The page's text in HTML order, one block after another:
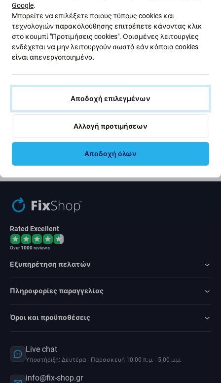
Μάθετε περισσότερα
Ενημερωτικό δελτίο Fix
Εγγραφείτε για να λαμβάνετε τακτικά πληροφορίες σχετικά
με εκπτώσεις και νέα από την προσφορά μας. Ταυτόχρονα,
με την υποβολή αυτής της φόρμας, επιβεβαιώνω ότι είμαι
Συμφωνώ να λαμβάνω το ενημερωτικό δελτίο.
Rated Excellent
Over1000reviews
Εξυπηρέτηση πελατών
Πληροφορίες παραγγελίας
Όροι και προϋποθέσεις
Live chat
Υποστήριξη: Δευτέρα - Παρασκευή 10:00 π.μ. - 5:00 μ.μ.
info@fix-shop.gr
Google.
Μπορείτε να επιλέξετε ποιους τύπους cookies και
τεχνολογιών παρακολούθησης επιτρέπετε κάνοντας κλικ
στο κουμπί "Προτιμήσεις cookies". Ορισμένες λειτουργίες
ενδέχεται να μην λειτουργούν σωστά εάν κάποια cookies
είναι απενεργοποιημένα.
Αποδοχή επιλεγμένων
Αλλαγή προτιμήσεων
Αποδοχή όλων